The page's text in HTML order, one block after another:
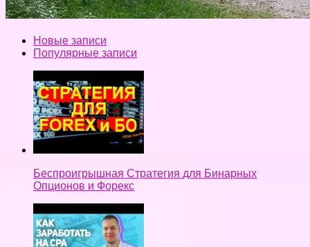
Новые записи
Популярные записи
Беспроигрышная Стратегия для Бинарных
Опционов и Форекс